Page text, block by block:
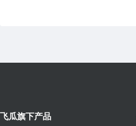
飞瓜旗下产品